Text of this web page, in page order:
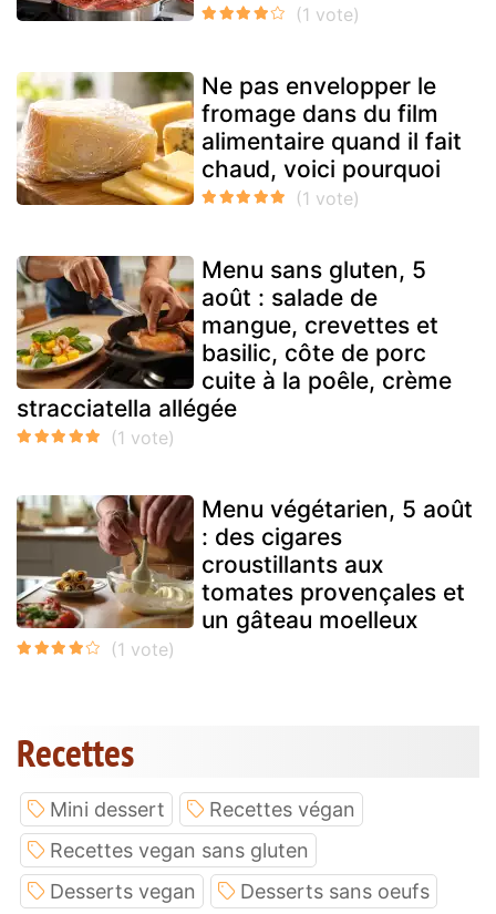
Ne pas envelopper le
fromage dans du film
alimentaire quand il fait
chaud, voici pourquoi
Menu sans gluten, 5
août : salade de
mangue, crevettes et
basilic, côte de porc
cuite à la poêle, crème
stracciatella allégée
Menu végétarien, 5 août
: des cigares
croustillants aux
tomates provençales et
un gâteau moelleux
Recettes
Mini dessert
Recettes végan
Recettes vegan sans gluten
Desserts vegan
Desserts sans oeufs